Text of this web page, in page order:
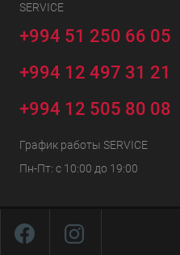
SERVICE
+994 51 250 66 05
+994 12 497 31 21
+994 12 505 80 08
График работы SERVICE
Пн-Пт: с 10:00 до 19:00